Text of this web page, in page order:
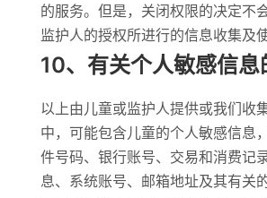
的服务。但是，关闭权限的决定不
监护人的授权所进行的信息收集及使
10、有关个人敏感信息
以上由儿童或监护人提供或我们收
中，可能包含儿童的个人敏感信息
件号码、银行账号、交易和消费记
息、系统账号、邮箱地址及其有关